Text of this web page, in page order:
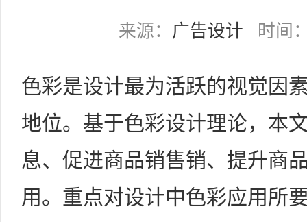
来源： 广告设计 时间
色彩是设计最为活跃的视觉因
地位。基于色彩设计理论，本
息、促进商品销售销、提升商
用。重点对设计中色彩应用所